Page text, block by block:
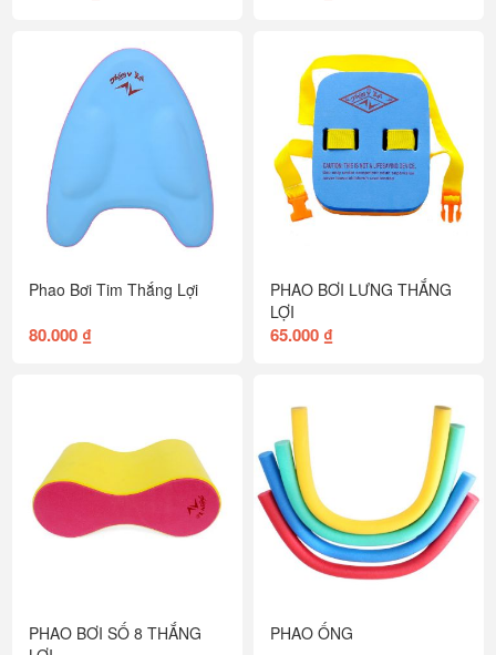
Phao Bơi Tim Thắng Lợi
80.000 ₫
PHAO BƠI LƯNG THẮNG
LỢI
65.000 ₫
PHAO BƠI SỐ 8 THẮNG
PHAO ỐNG